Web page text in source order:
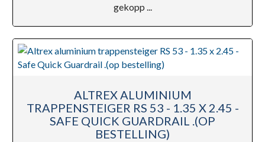
gekopp ...
ALTREX ALUMINIUM
TRAPPENSTEIGER RS 53 - 1.35 X 2.45 -
SAFE QUICK GUARDRAIL .(OP
BESTELLING)